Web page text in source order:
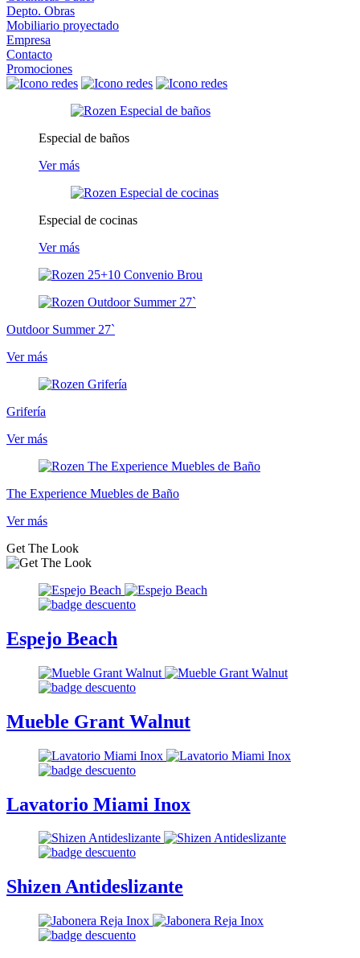
Depto. Obras
Mobiliario proyectado
Empresa
Contacto
Promociones
Especial de baños
Ver más
Especial de cocinas
Ver más
Outdoor Summer 27`
Ver más
Grifería
Ver más
The Experience Muebles de Baño
Ver más
Get The Look
Espejo Beach
Mueble Grant Walnut
Lavatorio Miami Inox
Shizen Antideslizante